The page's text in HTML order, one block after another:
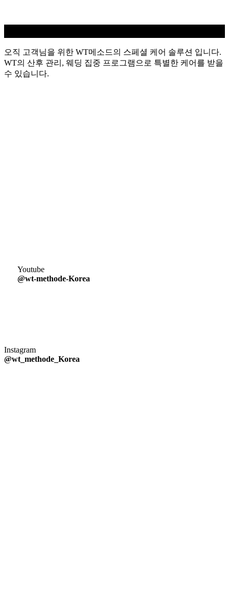
오직 고객님을 위한 WT메소드의 스페셜 케어 솔루션 입니다.
WT의 산후 관리, 웨딩 집중 프로그램으로 특별한 케어를 받을
수 있습니다.
Youtube
@wt-methode-Korea
Instagram
@wt_methode_Korea